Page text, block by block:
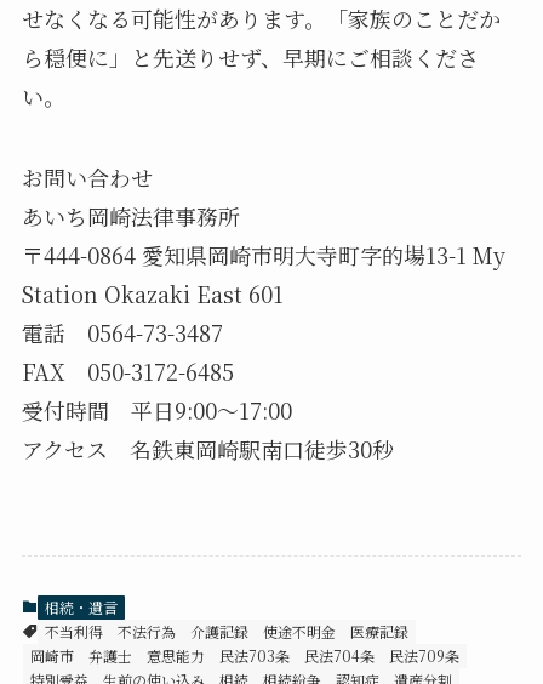
せなくなる可能性があります。「家族のことだか
ら穏便に」と先送りせず、早期にご相談くださ
い。
お問い合わせ
あいち岡崎法律事務所
〒444-0864 愛知県岡崎市明大寺町字的場13-1 My
Station Okazaki East 601
電話 0564-73-3487
FAX 050-3172-6485
受付時間 平日9:00〜17:00
アクセス 名鉄東岡崎駅南口徒歩30秒
相続・遺言
不当利得
不法行為 介護記録 使途不明金
医療記録
岡崎市 弁護士
意思能力 民法703条 民法704条
民法709条